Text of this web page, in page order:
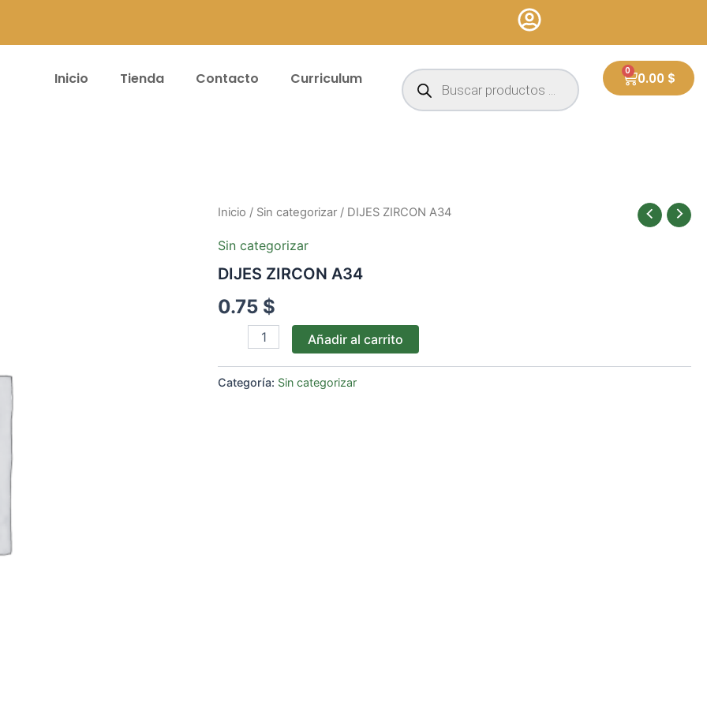
Inicio Tienda Contacto Curriculum
Búsqueda
de
productos
0.00 $
0
Cart
Inicio / Sin categorizar / DIJES ZIRCON A34
Sin categorizar
DIJES ZIRCON A34
0.75 $
DIJES
A34
Añadir al carrito
Categoría: Sin categorizar